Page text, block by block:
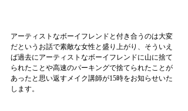
アーティストなボーイフレンドと付き合うのは大変
だというお話で素敵な女性と盛り上がり、そういえ
ば過去にアーティストなボーイフレンドに山に捨て
られたことや高速のパーキングで捨てられたことが
あったと思い返すメイク講師が15時をお知らせいた
します。